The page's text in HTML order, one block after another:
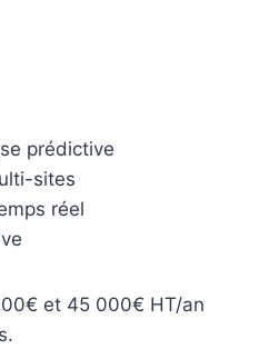
prédictive
sites
réel
et 45 000€ HT/an